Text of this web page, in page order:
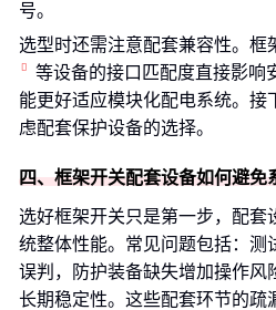
号。
选型时还需注意配套兼容性。框
等设备的接口匹配度直接影响
能更好适应模块化配电系统。接
虑配套保护设备的选择。
四、框架开关配套设备如何避免
选好框架开关只是第一步，配套
统整体性能。常见问题包括：测
误判，防护装备缺失增加操作风
长期稳定性。这些配套环节的疏